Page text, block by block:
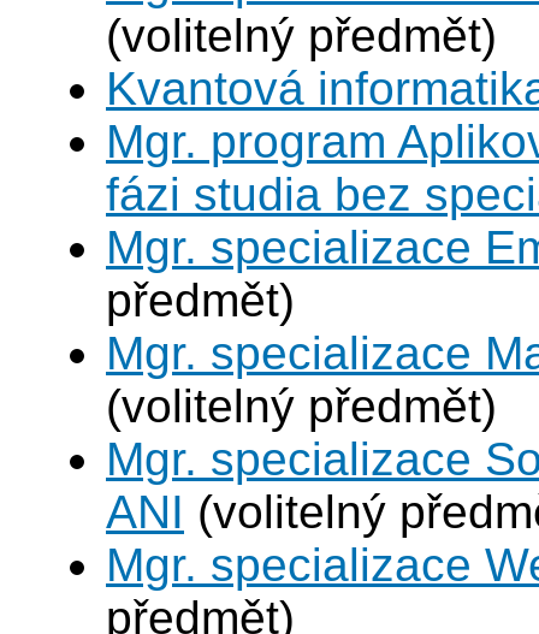
(volitelný předmět)
Kvantová
Mgr. program
fázi studia bez
Mgr. specializace
předmět)
Mgr. specializace
(volitelný předmět)
Mgr. specializace
ANI (volitelný
Mgr. specializace
předmět)